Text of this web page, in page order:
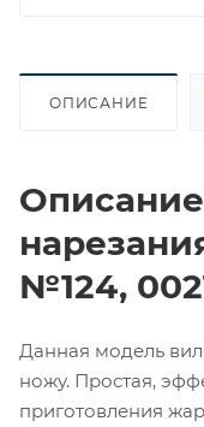
ОПИСАНИЕ
№124,
Данная модель
ножу. Простая,
приготовления